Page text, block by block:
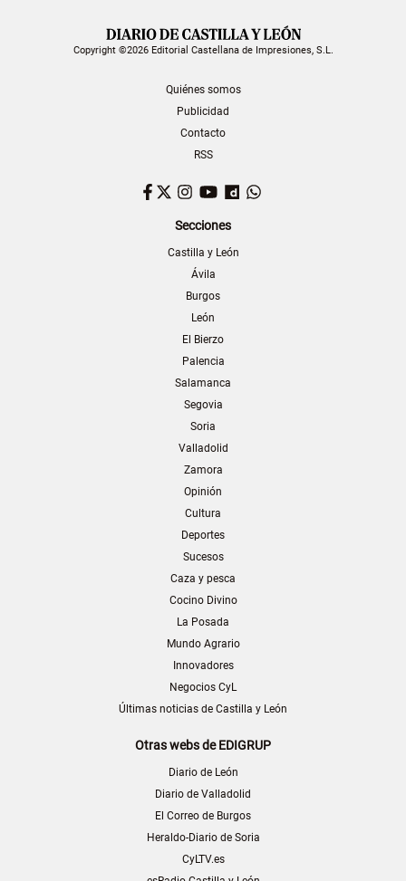
Copyright ©2026 Editorial Castellana de Impresiones, S.L.
Quiénes somos
Publicidad
Contacto
RSS
Facebook
TwitterInstagram
YouTubeDailymotion
Secciones
Castilla y León
Ávila
Burgos
León
El Bierzo
Palencia
Salamanca
Segovia
Soria
Valladolid
Zamora
Opinión
Cultura
Deportes
Sucesos
Caza y pesca
Cocino Divino
La Posada
Mundo Agrario
Innovadores
Negocios CyL
Últimas noticias de Castilla y León
Otras webs de EDIGRUP
Diario de León
Diario de Valladolid
El Correo de Burgos
Heraldo-Diario de Soria
CyLTV.es